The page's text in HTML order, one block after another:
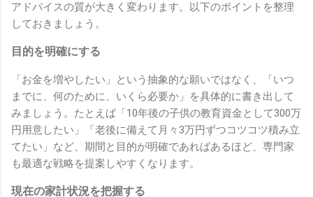
アドバイスの質が大きく変わります。以下のポイントを整理
しておきましょう。
目的を明確にする
「お金を増やしたい」という抽象的な願いではなく、「いつ
までに、何のために、いくら必要か」を具体的に書き出して
みましょう。たとえば「10年後の子供の教育資金として300万
円用意したい」「老後に備えて月々3万円ずつコツコツ積み立
てたい」など、期間と目的が明確であればあるほど、専門家
も最適な戦略を提案しやすくなります。
現在の家計状況を把握する